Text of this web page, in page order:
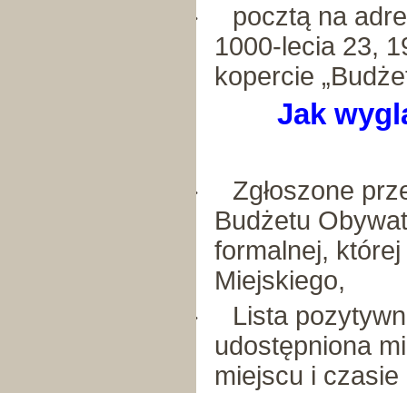
·
pocztą na
1000-lecia 23,
kopercie
Jak
·
Zgłoszone
Budżetu
formalnej,
Miejskiego,
·
Lista
udostępniona
miejscu i czasie